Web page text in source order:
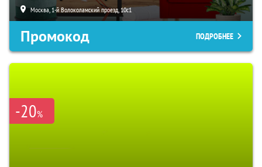
Москва, 1-й Волоколамский проезд, 10с1
Промокод ПОДРОБНЕЕ
-20%